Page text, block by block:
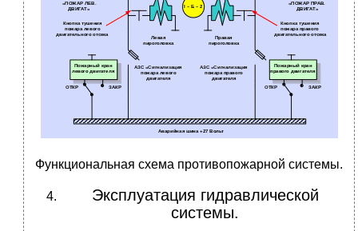
Функциональная схема противопожарной системы.
Эксплуатация гидравлической
системы.